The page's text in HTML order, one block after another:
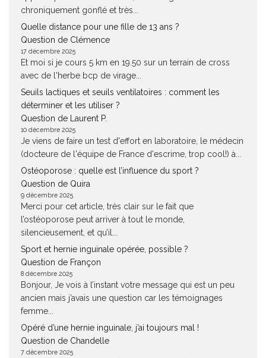
chroniquement gonflé et très...
Quelle distance pour une fille de 13 ans ?
Question de Clémence
17 décembre 2025
Et moi si je cours 5 km en 19.50 sur un terrain de cross
avec de l'herbe bcp de virage...
Seuils lactiques et seuils ventilatoires : comment les
déterminer et les utiliser ?
Question de Laurent P.
10 décembre 2025
Je viens de faire un test d'effort en laboratoire, le médecin
(docteure de l'équipe de France d'escrime, trop cool!) à...
Ostéoporose : quelle est l’influence du sport ?
Question de Quira
9 décembre 2025
Merci pour cet article, très clair sur le fait que
l’ostéoporose peut arriver à tout le monde,
silencieusement, et qu’il...
Sport et hernie inguinale opérée, possible ?
Question de Françon
8 décembre 2025
Bonjour, Je vois à l’instant votre message qui est un peu
ancien mais j’avais une question car les témoignages
femme...
Opéré d’une hernie inguinale, j’ai toujours mal !
Question de Chandelle
7 décembre 2025